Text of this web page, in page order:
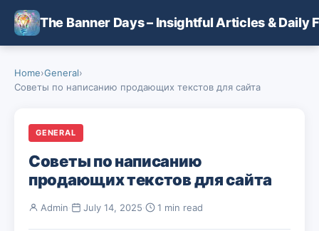
Skip to main content
The Banner Days – Insightful Articles & Daily
Home›General›
Советы по написанию продающих текстов для сайта
GENERAL
Советы по написанию
продающих текстов для сайта
Admin July 14, 2025 1 min read